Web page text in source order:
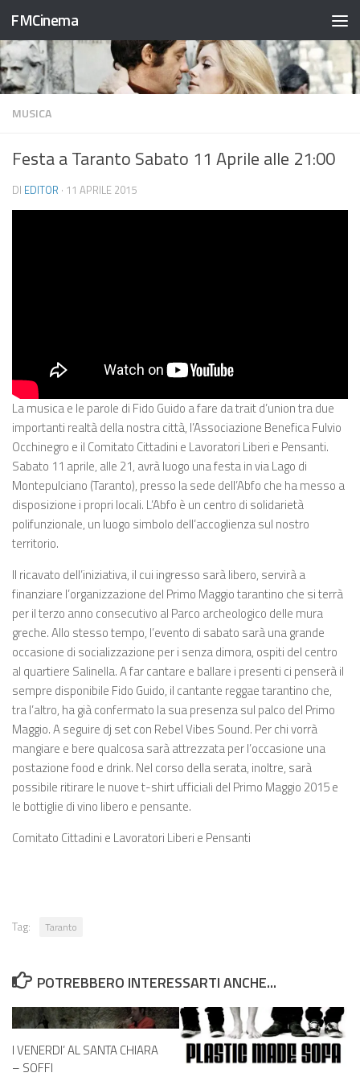
Salta al contenuto
FMCinema
MUSICA
Festa a Taranto Sabato 11 Aprile alle 21:00
DI EDITOR · 11 APRILE 2015
La musica e le parole di Fido Guido a fare da trait d’union tra due
importanti realtà della nostra città, l’Associazione Benefica Fulvio
Occhinegro e il Comitato Cittadini e Lavoratori Liberi e Pensanti.
Sabato 11 aprile, alle 21, avrà luogo una festa in via Lago di
Montepulciano (Taranto), presso la sede dell’Abfo che ha messo a
disposizione i propri locali. L’Abfo è un centro di solidarietà
polifunzionale, un luogo simbolo dell’accoglienza sul nostro
territorio.
Il ricavato dell’iniziativa, il cui ingresso sarà libero, servirà a
finanziare l’organizzazione del Primo Maggio tarantino che si terrà
per il terzo anno consecutivo al Parco archeologico delle mura
greche. Allo stesso tempo, l’evento di sabato sarà una grande
occasione di socializzazione per i senza dimora, ospiti del centro
al quartiere Salinella. A far cantare e ballare i presenti ci penserà il
sempre disponibile Fido Guido, il cantante reggae tarantino che,
tra l’altro, ha già confermato la sua presenza sul palco del Primo
Maggio. A seguire dj set con Rebel Vibes Sound. Per chi vorrà
mangiare e bere qualcosa sarà attrezzata per l’occasione una
postazione food e drink. Nel corso della serata, inoltre, sarà
possibile ritirare le nuove t-shirt ufficiali del Primo Maggio 2015 e
le bottiglie di vino libero e pensante.
Comitato Cittadini e Lavoratori Liberi e Pensanti
Tag: Taranto
POTREBBERO INTERESSARTI ANCHE...
I VENERDI’ AL SANTA CHIARA
– SOFFI